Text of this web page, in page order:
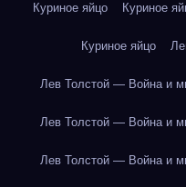
Куриное яйцо Куриное
Куриное яйцо
Лев Толстой — Война и
Лев Толстой — Война и
Лев Толстой — Война и